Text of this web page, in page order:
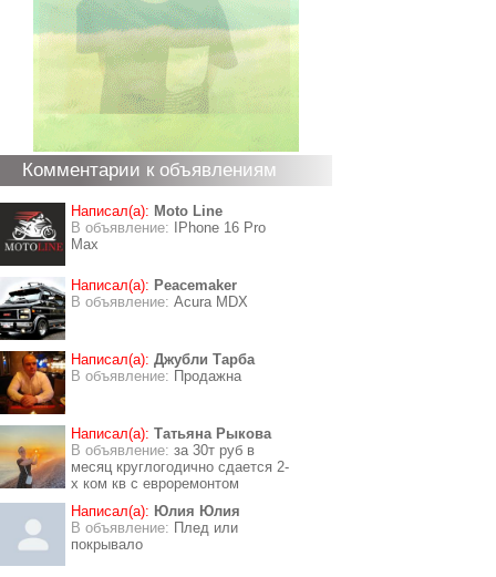
Комментарии к объявлениям
Написал(а): Moto Line
В объявление:
IPhone 16 Pro
Max
Написал(а): Peacemaker
В объявление: Acura MDX
Написал(а): Джубли Тарба
В объявление: Продажна
Написал(а): Татьяна Рыкова
В объявление: за 30т руб в
месяц круглогодично сдается 2-
х ком кв с евроремонтом
Написал(а): Юлия Юлия
В объявление: Плед или
покрывало